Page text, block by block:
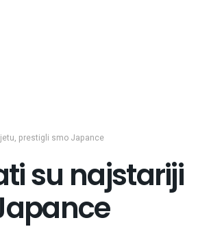
prestigli smo Japance
su najstariji